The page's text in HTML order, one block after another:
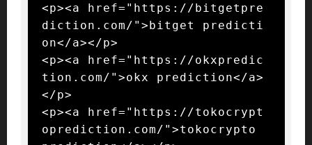
<p><a href="https://bitgetpre
diction.com/">bitget predicti
on</a></p>
<p><a href="https://okxpredic
tion.com/">okx prediction</a>
</p>
<p><a href="https://tokocrypt
oprediction.com/">tokocrypto